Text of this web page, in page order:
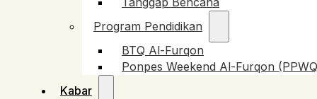
Program Pendidikan
BTQ Al-Furqon
Ponpes Weekend Al-Furqon
Kabar